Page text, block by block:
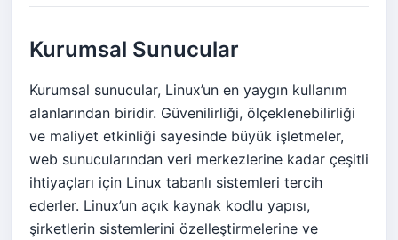
Kurumsal Sunucular
Kurumsal sunucular, Linux’un en yaygın kullanım
alanlarından biridir. Güvenilirliği, ölçeklenebilirliği
ve maliyet etkinliği sayesinde büyük işletmeler,
web sunucularından veri merkezlerine kadar çeşitli
ihtiyaçları için Linux tabanlı sistemleri tercih
ederler. Linux’un açık kaynak kodlu yapısı,
şirketlerin sistemlerini özelleştirmelerine ve